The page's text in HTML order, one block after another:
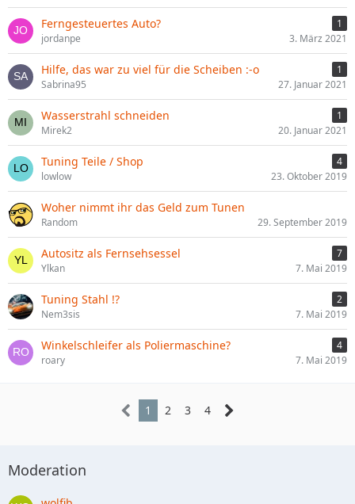
Ferngesteuertes Auto?
1
jordanpe
3. März 2021
Hilfe, das war zu viel für die Scheiben :-o
1
Sabrina95
27. Januar 2021
Wasserstrahl schneiden
1
Mirek2
20. Januar 2021
Tuning Teile / Shop
4
lowlow
23. Oktober 2019
Woher nimmt ihr das Geld zum Tunen
Random 29. September 2019
Autositz als Fernsehsessel
7
Ylkan
7. Mai 2019
Tuning Stahl !?
2
Nem3sis
7. Mai 2019
Winkelschleifer als Poliermaschine?
4
roary
7. Mai 2019
1 2 3 4
Moderation